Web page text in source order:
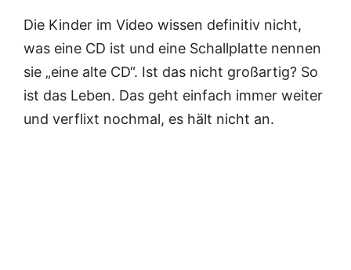
Die Kinder im Video wissen definitiv nicht,
was eine CD ist und eine Schallplatte nennen
sie „eine alte CD“. Ist das nicht großartig? So
ist das Leben. Das geht einfach immer weiter
und verflixt nochmal, es hält nicht an.